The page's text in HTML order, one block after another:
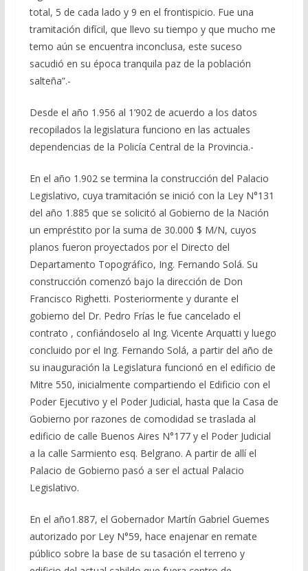
total, 5 de cada lado y 9 en el frontispicio. Fue una
tramitación difícil, que llevo su tiempo y que mucho me
temo aún se encuentra inconclusa, este suceso
sacudió en su época tranquila paz de la población
salteña”.-
Desde el año 1.956 al 1’902 de acuerdo a los datos
recopilados la legislatura funciono en las actuales
dependencias de la Policía Central de la Provincia.-
En el año 1.902 se termina la construcción del Palacio
Legislativo, cuya tramitación se inició con la Ley N°131
del año 1.885 que se solicitó al Gobierno de la Nación
un empréstito por la suma de 30.000 $ M/N, cuyos
planos fueron proyectados por el Directo del
Departamento Topográfico, Ing. Fernando Solá. Su
construcción comenzó bajo la dirección de Don
Francisco Righetti. Posteriormente y durante el
gobierno del Dr. Pedro Frías le fue cancelado el
contrato , confiándoselo al Ing. Vicente Arquatti y luego
concluido por el Ing. Fernando Solá, a partir del año de
su inauguración la Legislatura funcionó en el edificio de
Mitre 550, inicialmente compartiendo el Edificio con el
Poder Ejecutivo y el Poder Judicial, hasta que la Casa de
Gobierno por razones de comodidad se traslada al
edificio de calle Buenos Aires N°177 y el Poder Judicial
a la calle Sarmiento esq. Belgrano. A partir de allí el
Palacio de Gobierno pasó a ser el actual Palacio
Legislativo.
En el año1.887, el Gobernador Martín Gabriel Guemes
autorizado por Ley N°59, hace enajenar en remate
público sobre la base de su tasación el terreno y